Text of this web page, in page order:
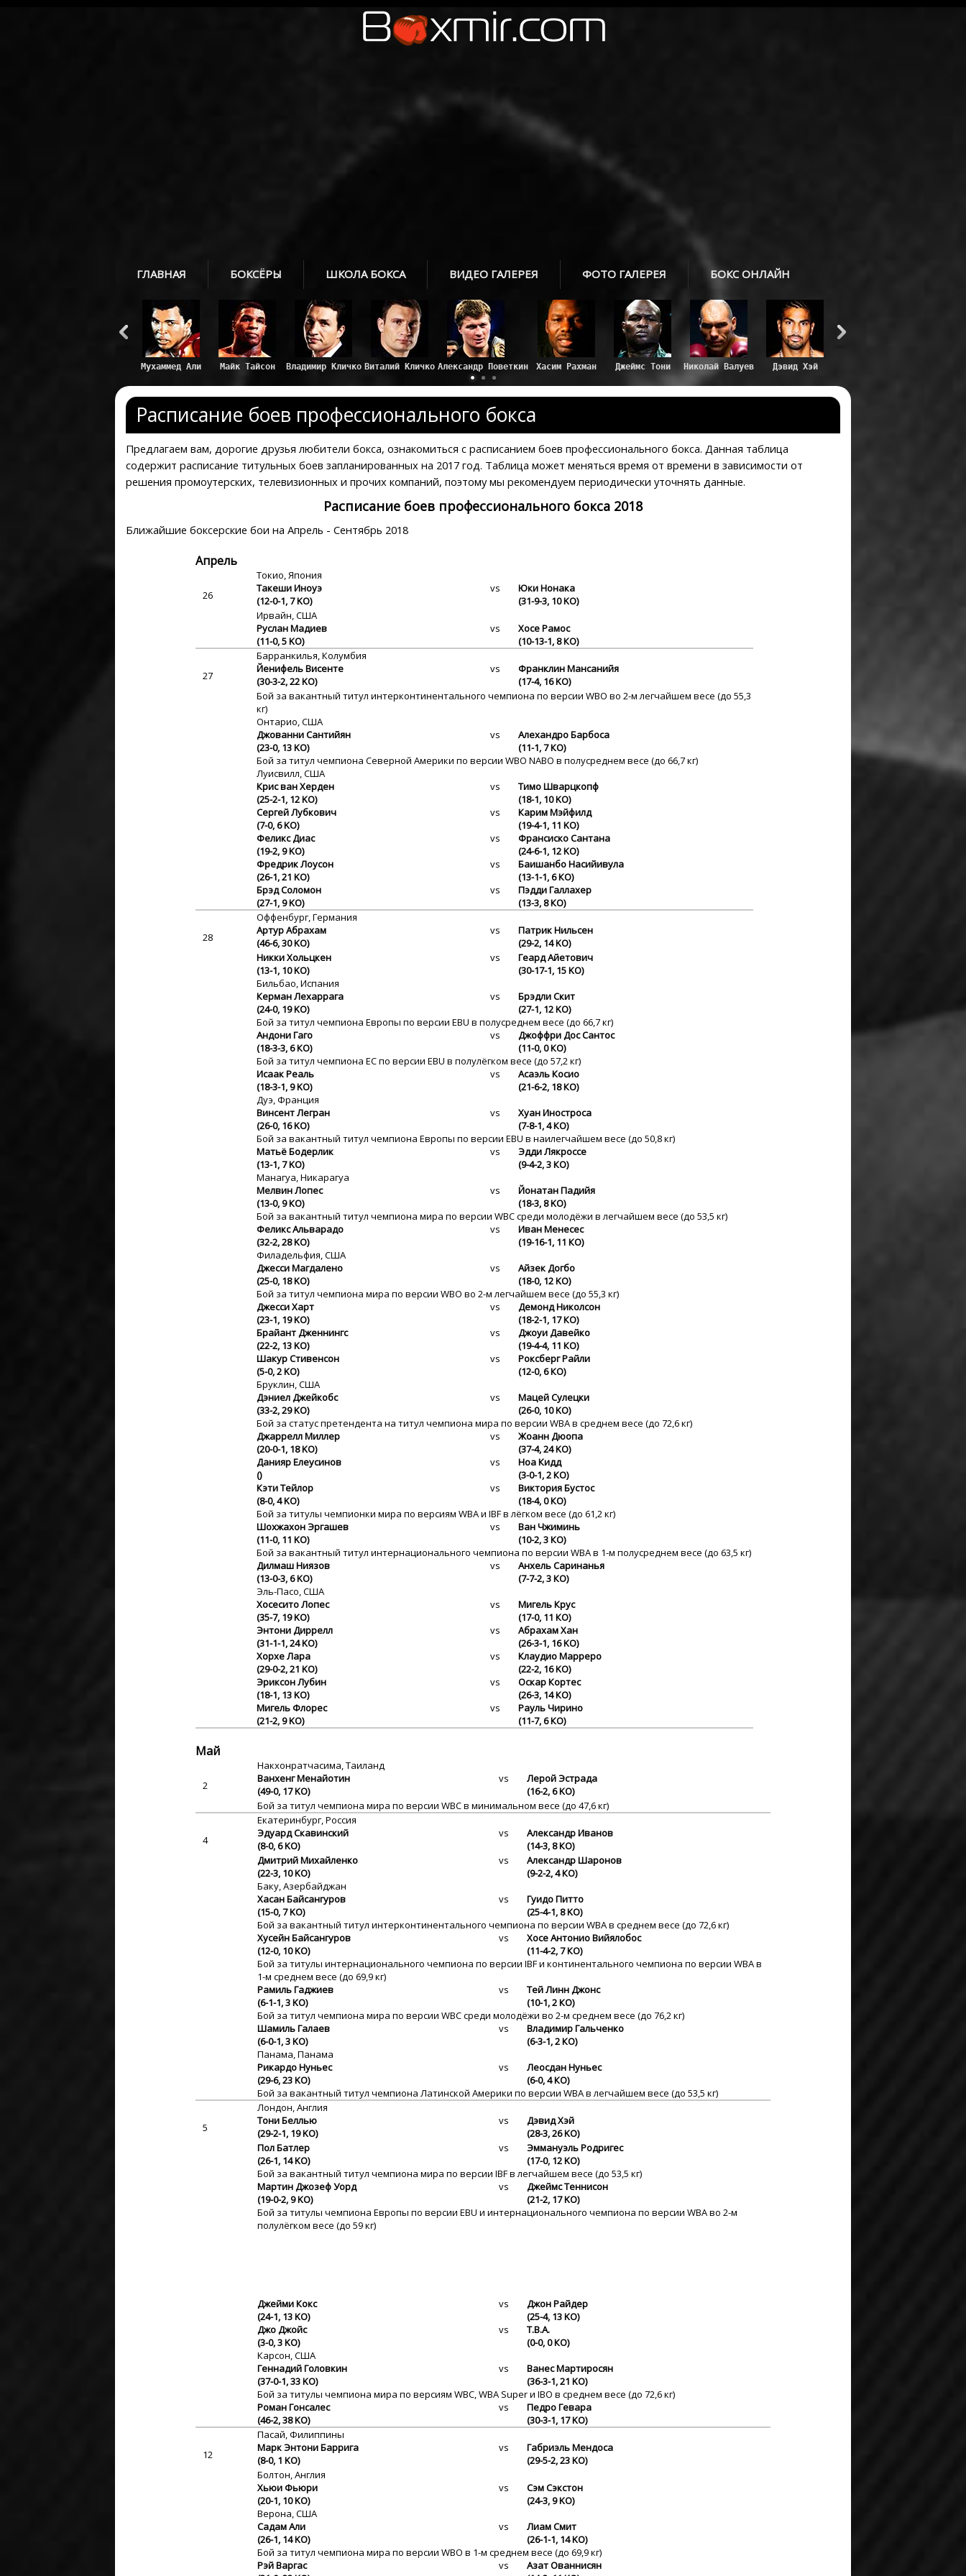
ГЛАВНАЯ БОКСЁРЫ ШКОЛА БОКСА ВИДЕО ГАЛЕРЕЯ ФОТО ГАЛЕРЕЯ БОКС ОНЛАЙН
Николай Валуев
Дэвид Хэй
Расписание боев профессионального бокса
Предлагаем вам, дорогие друзья любители бокса, ознакомиться с расписанием боев профессионального бокса. Данная таблица
содержит расписание титульных боев запланированных на 2017 год. Таблица может меняться время от времени в зависимости от
решения промоутерских, телевизионных и прочих компаний, поэтому мы рекомендуем периодически уточнять данные.
Расписание боев профессионального бокса 2018
Ближайшие боксерские бои на Апрель - Сентябрь 2018
Апрель
Токио, Япония
26
Такеши Иноуэ
(12-0-1, 7 KO)
vs
Юки Нонака
(31-9-3, 10 KO)
Ирвайн, США
Руслан Мадиев
(11-0, 5 KO)
vs
Хосе Рамос
(10-13-1, 8 КО)
Барранкилья, Колумбия
27
Йенифель Висенте
(30-3-2, 22 KO)
vs
Франклин Мансанийя
(17-4, 16 KO)
Бой за вакантный титул интерконтинентального чемпиона по версии WBO во 2-м легчайшем весе (до 55,3
кг)
Онтарио, США
Джованни Сантийян
(23-0, 13 KO)
vs
Алехандро Барбоса
(11-1, 7 КО)
Бой за титул чемпиона Северной Америки по версии WBO NABO в полусреднем весе (до 66,7 кг)
Луисвилл, США
Крис ван Херден
(25-2-1, 12 KO)
vs
Тимо Шварцкопф
(18-1, 10 KO)
Сергей Лубкович
(7-0, 6 KO)
vs
Карим Мэйфилд
(19-4-1, 11 KO)
Феликс Диас
(19-2, 9 KO)
vs
Франсиско Сантана
(24-6-1, 12 KO)
Фредрик Лоусон
(26-1, 21 KO)
vs
Баишанбо Насийивула
(13-1-1, 6 КО)
Брэд Соломон
(27-1, 9 KO)
vs
Пэдди Галлахер
(13-3, 8 КО)
Оффенбург, Германия
28
Артур Абрахам
(46-6, 30 KO)
vs
Патрик Нильсен
(29-2, 14 KO)
Никки Хольцкен
(13-1, 10 KO)
vs
Геард Айетович
(30-17-1, 15 KO)
Бильбао, Испания
Керман Лехаррага
(24-0, 19 KO)
vs
Брэдли Скит
(27-1, 12 KO)
Бой за титул чемпиона Европы по версии EBU в полусреднем весе (до 66,7 кг)
Андони Гаго
(18-3-3, 6 КО)
vs
Джоффри Дос Сантос
(11-0, 0 КО)
Бой за титул чемпиона ЕС по версии EBU в полулёгком весе (до 57,2 кг)
Исаак Реаль
(18-3-1, 9 KO)
vs
Асаэль Косио
(21-6-2, 18 КО)
Дуэ, Франция
Винсент Легран
(26-0, 16 KO)
vs
Хуан Иностроса
(7-8-1, 4 КО)
Бой за вакантный титул чемпиона Европы по версии EBU в наилегчайшем весе (до 50,8 кг)
Матьё Бодерлик
(13-1, 7 KO)
vs
Эдди Лякроссе
(9-4-2, 3 КО)
Манагуа, Никарагуа
Мелвин Лопес
(13-0, 9 КО)
vs
Йонатан Падийя
(18-3, 8 KO)
Бой за вакантный титул чемпиона мира по версии WBC среди молодёжи в легчайшем весе (до 53,5 кг)
Феликс Альварадо
(32-2, 28 KO)
vs
Иван Менесес
(19-16-1, 11 КО)
Филадельфия, США
Джесси Магдалено
(25-0, 18 KO)
vs
Айзек Догбо
(18-0, 12 KO)
Бой за титул чемпиона мира по версии WBO во 2-м легчайшем весе (до 55,3 кг)
Джесси Харт
(23-1, 19 KO)
vs
Демонд Николсон
(18-2-1, 17 КО)
Брайант Дженнингс
(22-2, 13 KO)
vs
Джоуи Давейко
(19-4-4, 11 КО)
Шакур Стивенсон
(5-0, 2 KO)
vs
Роксберг Райли
(12-0, 6 КО)
Бруклин, США
Дэниел Джейкобс
(33-2, 29 KO)
vs
Мацей Сулецки
(26-0, 10 KO)
Бой за статус претендента на титул чемпиона мира по версии WBA в среднем весе (до 72,6 кг)
Джаррелл Миллер
(20-0-1, 18 KO)
vs
Жоанн Дюопа
(37-4, 24 KO)
Данияр Елеусинов
()
vs
Ноа Кидд
(3-0-1, 2 КО)
Кэти Тейлор
(8-0, 4 KO)
vs
Виктория Бустос
(18-4, 0 КО)
Бой за титулы чемпионки мира по версиям WBA и IBF в лёгком весе (до 61,2 кг)
Шохжахон Эргашев
(11-0, 11 KO)
vs
Ван Чжиминь
(10-2, 3 КО)
Бой за вакантный титул интернационального чемпиона по версии WBA в 1-м полусреднем весе (до 63,5 кг)
Дилмаш Ниязов
(13-0-3, 6 KO)
vs
Анхель Саринанья
(7-7-2, 3 КО)
Эль-Пасо, США
Хосесито Лопес
(35-7, 19 KO)
vs
Мигель Крус
(17-0, 11 КО)
Энтони Диррелл
(31-1-1, 24 KO)
vs
Абрахам Хан
(26-3-1, 16 KO)
Хорхе Лара
(29-0-2, 21 KO)
vs
Клаудио Марреро
(22-2, 16 KO)
Эриксон Лубин
(18-1, 13 KO)
vs
Оскар Кортес
(26-3, 14 КО)
Мигель Флорес
(21-2, 9 KO)
vs
Рауль Чирино
(11-7, 6 КО)
Май
Накхонратчасима, Таиланд
2
Ванхенг Менайотин
(49-0, 17 KO)
vs
Лерой Эстрада
(16-2, 6 KO)
Бой за титул чемпиона мира по версии WBC в минимальном весе (до 47,6 кг)
Екатеринбург, Россия
4
Эдуард Скавинский
(8-0, 6 KO)
vs
Александр Иванов
(14-3, 8 КО)
Дмитрий Михайленко
(22-3, 10 KO)
vs
Александр Шаронов
(9-2-2, 4 КО)
Баку, Азербайджан
Хасан Байсангуров
(15-0, 7 KO)
vs
Гуидо Питто
(25-4-1, 8 KO)
Бой за вакантный титул интерконтинентального чемпиона по версии WBA в среднем весе (до 72,6 кг)
Хусейн Байсангуров
(12-0, 10 KO)
vs
Хосе Антонио Вийялобос
(11-4-2, 7 КО)
Бой за титулы интернационального чемпиона по версии IBF и континентального чемпиона по версии WBA в
1-м среднем весе (до 69,9 кг)
Рамиль Гаджиев
(6-1-1, 3 KO)
vs
Тей Линн Джонс
(10-1, 2 КО)
Бой за титул чемпиона мира по версии WBC среди молодёжи во 2-м среднем весе (до 76,2 кг)
Шамиль Галаев
(6-0-1, 3 KO)
vs
Владимир Гальченко
(6-3-1, 2 КО)
Панама, Панама
Рикардо Нуньес
(29-6, 23 KO)
vs
Леосдан Нуньес
(6-0, 4 КО)
Бой за вакантный титул чемпиона Латинской Америки по версии WBA в легчайшем весе (до 53,5 кг)
Лондон, Англия
5
Тони Беллью
(29-2-1, 19 KO)
vs
Дэвид Хэй
(28-3, 26 KO)
Пол Батлер
(26-1, 14 KO)
vs
Эммануэль Родригес
(17-0, 12 KO)
Бой за вакантный титул чемпиона мира по версии IBF в легчайшем весе (до 53,5 кг)
Мартин Джозеф Уорд
(19-0-2, 9 KO)
vs
Джеймс Теннисон
(21-2, 17 KO)
Бой за титулы чемпиона Европы по версии EBU и интернационального чемпиона по версии WBA во 2-м
полулёгком весе (до 59 кг)
Джейми Кокс
(24-1, 13 KO)
vs
Джон Райдер
(25-4, 13 KO)
Джо Джойс
(3-0, 3 KO)
vs
Т.В.А.
(0-0, 0 КО)
Карсон, США
Геннадий Головкин
(37-0-1, 33 KO)
vs
Ванес Мартиросян
(36-3-1, 21 KO)
Бой за титулы чемпиона мира по версиям WBC, WBA Super и IBO в среднем весе (до 72,6 кг)
Роман Гонсалес
(46-2, 38 KO)
vs
Педро Гевара
(30-3-1, 17 KO)
Пасай, Филиппины
12
Марк Энтони Баррига
(8-0, 1 KO)
vs
Габриэль Мендоса
(29-5-2, 23 KO)
Болтон, Англия
Хьюи Фьюри
(20-1, 10 KO)
vs
Сэм Сэкстон
(24-3, 9 KO)
Верона, США
Садам Али
(26-1, 14 KO)
vs
Лиам Смит
(26-1-1, 14 KO)
Бой за титул чемпиона мира по версии WBO в 1-м среднем весе (до 69,9 кг)
Рэй Варгас
vs
Азат Ованнисян